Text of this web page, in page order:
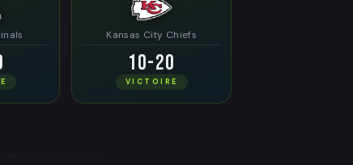
Kansas City Chiefs
10-20
VICTOIRE